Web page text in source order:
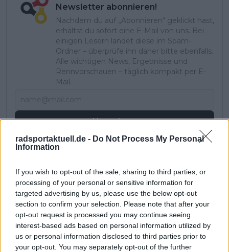
radsportaktuell.de - Do Not Process My Personal
Information
If you wish to opt-out of the sale, sharing to third parties, or
processing of your personal or sensitive information for
targeted advertising by us, please use the below opt-out
section to confirm your selection. Please note that after your
opt-out request is processed you may continue seeing
interest-based ads based on personal information utilized by
us or personal information disclosed to third parties prior to
your opt-out. You may separately opt-out of the further
Newsletter abonnieren!
Nachdem du auf „Abonnieren“ geklickt hast,
erhältst du sofort eine E-Mail von uns. Bei
einigen Lesern landet diese im Spam-
Ordner – überprüfe ihn daher bitte ebenfalls.
Alle wichtigen News, Ergebnisse und
Rennvorschauen – täglich kompakt per E-
Mail.
Abonnieren
SEO-Manager, Sportjournalist und Editor-in-chief
In meiner Nachbarschaft wuchs man mit der Tour de
France auf. Sie war überall – es waren die letzten großen
Jahre von Eddy Merckx. Wir waren Kinder, trugen Trikots
und spielten die gesamte Rundfahrt nach. Zwei Brücken
wurden zu unseren „Bergen“, und wir rasten über
Straßen, als Autos noch nicht den Ton angaben. Mit 13
Jahren war mein Herz endgültig dem Radsport verfallen.